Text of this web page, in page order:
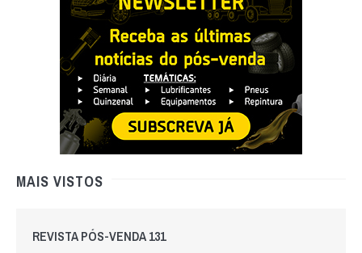
MAIS VISTOS
REVISTA PÓS-VENDA 131